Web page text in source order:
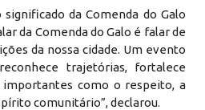
da Comenda do Galo
da Comenda do Galo é falar de
da nossa cidade. Um evento
trajetórias, fortalece
como o respeito, a
comunitário”, declarou.